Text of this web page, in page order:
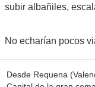
subir albañiles,
No echarían pocos
Desde Requena